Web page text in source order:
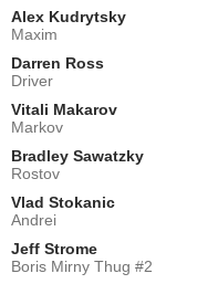
Alex Kudrytsky
Maxim
Darren Ross
Driver
Vitali Makarov
Markov
Bradley Sawatzky
Rostov
Vlad Stokanic
Andrei
Jeff Strome
Boris Mirny Thug #2